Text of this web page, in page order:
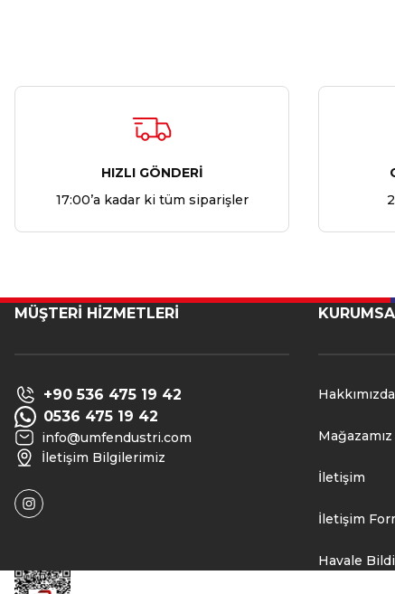
HIZLI GÖNDERİ
17:00’a kadar ki tüm siparişler
MÜŞTERİ HİZMETLERİ
+90 536 475 19 42
0536 475 19 42
info@umfendustri.com
İletişim Bilgilerimiz
Hakkımızda
Mağazamız
İletişim
İletişim
Havale